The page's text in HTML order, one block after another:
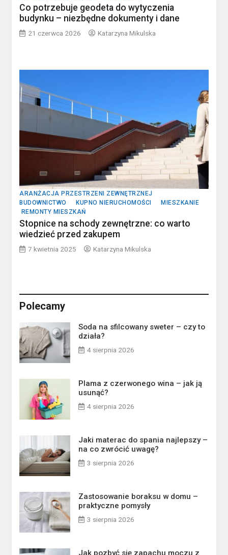
Co potrzebuje geodeta do wytyczenia
budynku – niezbędne dokumenty i dane
21 czerwca 2026 Katarzyna Mikulska
ARANŻACJA PRZESTRZENI ZEWNĘTRZNEJ
BUDOWNICTWO
KUPNO NIERUCHOMOŚCI
MIESZKANIE
REMONTY MIESZKAŃ
Stopnice na schody zewnętrzne: co warto
wiedzieć przed zakupem
7 kwietnia 2025 Katarzyna Mikulska
Polecamy
Soda na sfilcowany sweter – czy to
działa?
4 sierpnia 2026
Plama z czerwonego wina – jak ją
usunąć?
4 sierpnia 2026
Jaki materac do spania najlepszy –
na co zwrócić uwagę?
3 sierpnia 2026
Zastosowanie boraksu w domu –
praktyczne pomysły
3 sierpnia 2026
Jak pozbyć się zapachu moczu z